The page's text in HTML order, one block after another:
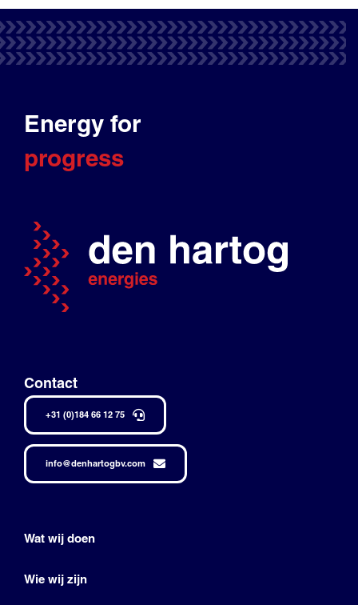
Energy for
progress
Contact
+31 (0)184 66 12 75
info@denhartogbv.com
Wat wij doen
Wie wij zijn